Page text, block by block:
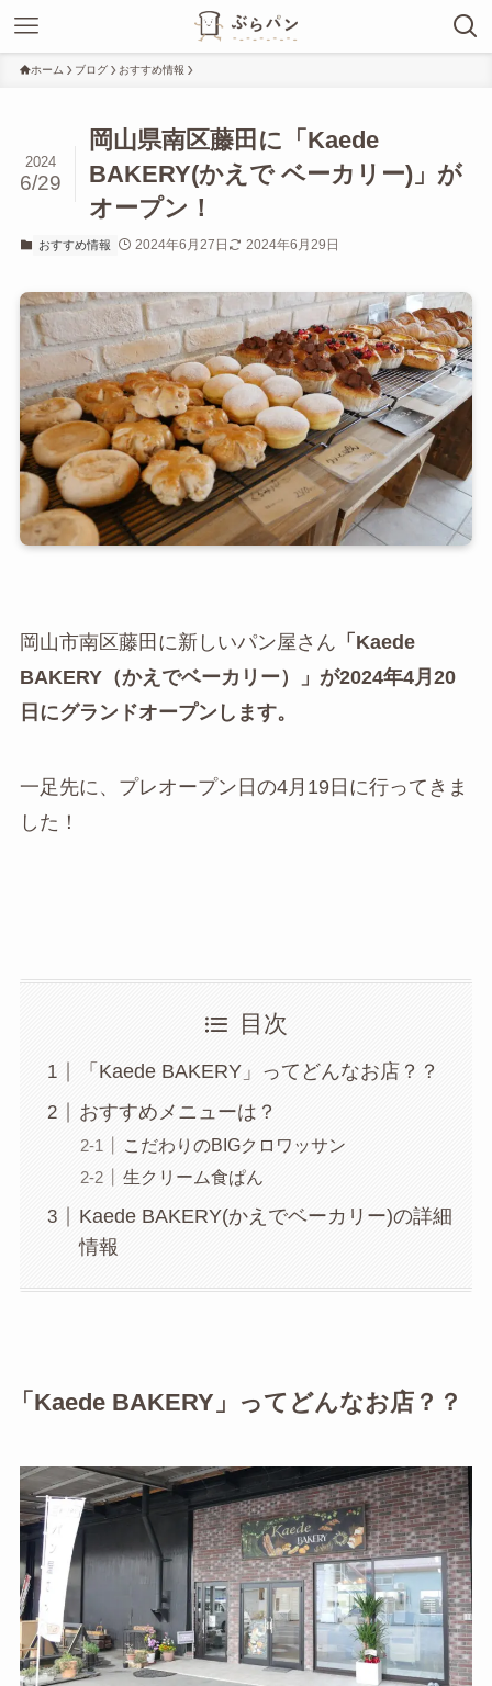
ホーム ブログ おすすめ情報
岡山県南区藤田に「Kaede
BAKERY(かえで ベーカリー)」が
オープン！
2024
6/29
おすすめ情報 2024年6月27日 2024年6月29日
岡山市南区藤田に新しいパン屋さん 「Kaede
BAKERY（かえでベーカリー）」が2024年4月20
日にグランドオープンします。
一足先に、プレオープン日の4月19日に行ってきま
した！
目次
「Kaede BAKERY」ってどんなお店？？
おすすめメニューは？
こだわりのBIGクロワッサン
生クリーム食ぱん
Kaede BAKERY(かえでベーカリー)の詳細
情報
「Kaede BAKERY」 ってどんなお店？？